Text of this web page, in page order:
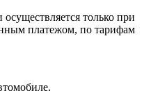
только при
платежом, по тарифам